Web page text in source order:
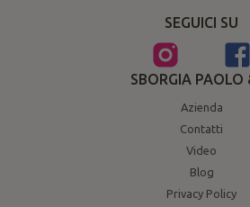
SEGUICI SU
SBORGIA PAOLO
Azienda
Contatti
Video
Blog
Privacy Policy